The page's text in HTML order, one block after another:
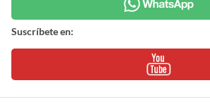
Suscríbete en: